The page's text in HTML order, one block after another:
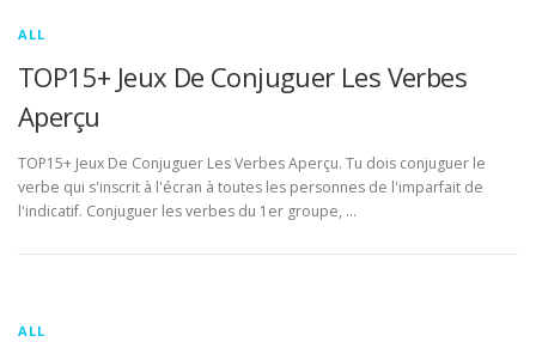
ALL
TOP15+ Jeux De Conjuguer Les Verbes
Aperçu
TOP15+ Jeux De Conjuguer Les Verbes Aperçu. Tu dois conjuguer le
verbe qui s'inscrit à l'écran à toutes les personnes de l'imparfait de
l'indicatif. Conjuguer les verbes du 1er groupe, …
ALL